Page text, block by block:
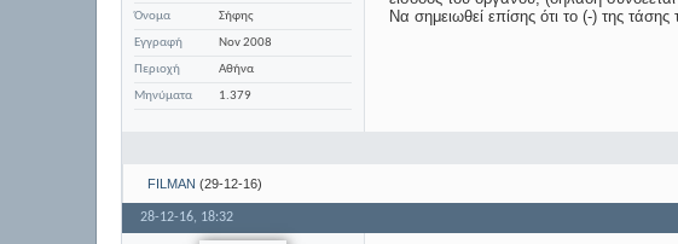
Όνομα
Σήφης
Εγγραφή
Nov 2008
Περιοχή
Αθήνα
Μηνύματα
1.379
Να σημειωθεί επίσης ότι το (-) της
FILMAN (29-12-16)
28-12-16, 18:32